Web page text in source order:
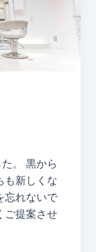
。 黒から
も新しくな
忘れないで
ご提案させ